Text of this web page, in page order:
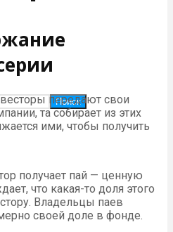
Поиск
передают свои
та собирает из этих
ими, чтобы получить
получает пай — ценную
что какая-то доля этого
Владельцы паев
своей доле в фонде.